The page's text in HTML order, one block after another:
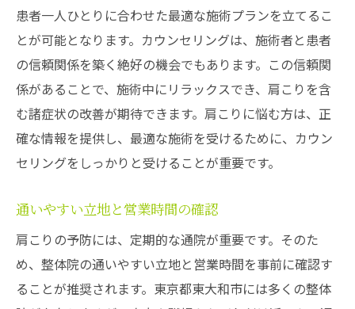
患者一人ひとりに合わせた最適な施術プランを立てるこ
とが可能となります。カウンセリングは、施術者と患者
の信頼関係を築く絶好の機会でもあります。この信頼関
係があることで、施術中にリラックスでき、肩こりを含
む諸症状の改善が期待できます。肩こりに悩む方は、正
確な情報を提供し、最適な施術を受けるために、カウン
セリングをしっかりと受けることが重要です。
通いやすい立地と営業時間の確認
肩こりの予防には、定期的な通院が重要です。そのた
め、整体院の通いやすい立地と営業時間を事前に確認す
ることが推奨されます。東京都東大和市には多くの整体